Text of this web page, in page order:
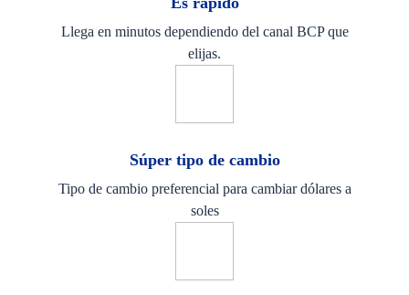
Llega en minutos dependiendo del canal BCP que
elijas.
Súper tipo de cambio
Tipo de cambio preferencial para cambiar dólares a
soles